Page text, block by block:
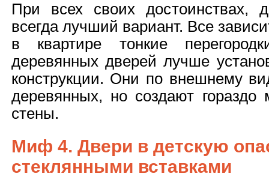
При всех своих достоинствах,
всегда лучший вариант. Все
в квартире тонкие
деревянных дверей лучше
конструкции. Они по внешнему
деревянных, но создают гораздо
стены.
Миф 4. Двери в детскую
стеклянными вставками